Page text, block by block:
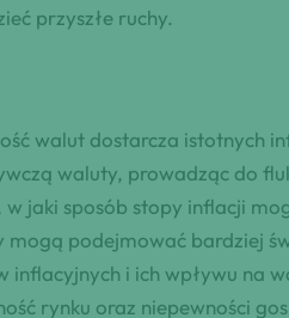
przyszłe ruchy.
walut dostarcza istotnych
waluty, prowadząc do
jaki sposób stopy inflacji
podejmować bardziej
inflacyjnych i ich wpływu
rynku oraz niepewności